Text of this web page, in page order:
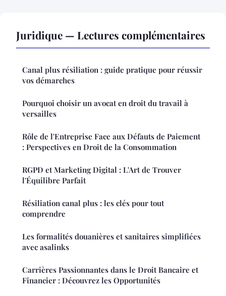
Juridique — Lectures complémentaires
Canal plus résiliation : guide pratique pour réussir
vos démarches
Pourquoi choisir un avocat en droit du travail à
versailles
Rôle de l'Entreprise Face aux Défauts de Paiement
: Perspectives en Droit de la Consommation
RGPD et Marketing Digital : L'Art de Trouver
l'Équilibre Parfait
Résiliation canal plus : les clés pour tout
comprendre
Les formalités douanières et sanitaires simplifiées
avec asalinks
Carrières Passionnantes dans le Droit Bancaire et
Financier : Découvrez les Opportunités